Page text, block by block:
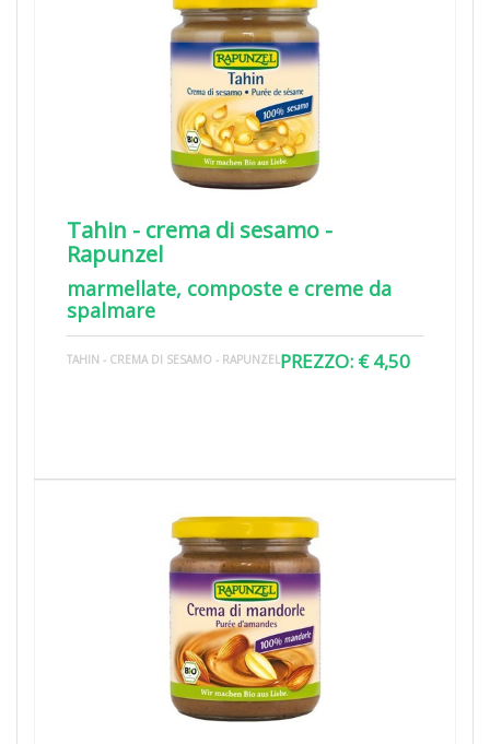
Tahin - crema di sesamo -
Rapunzel
marmellate, composte e creme da
spalmare
TAHIN - CREMA DI SESAMO - RAPUNZELPREZZO: € 4,50